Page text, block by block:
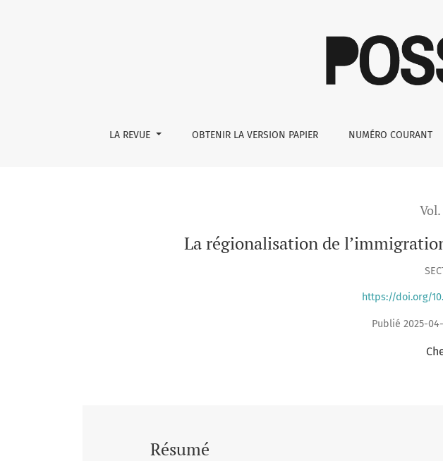
LA REVUE OBTENIR LA VERSION PAPIER NUMÉRO COURANT
La régionalisation de
https://doi.org/
Publié 2025-
Résumé